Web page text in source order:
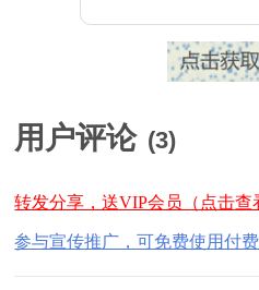
用户评论 (3)
转发分享，送VIP会员（点击查
参与宣传推广，可免费使用付